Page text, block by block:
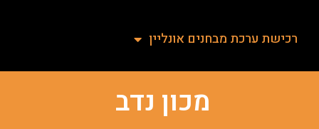
רכישת ערכת מבחנים אונליין
מכון נדב